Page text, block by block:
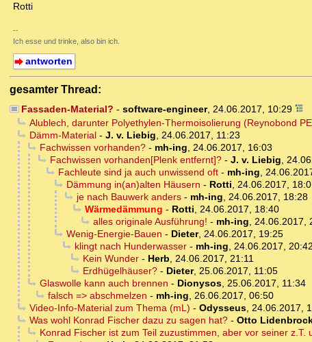
Rotti
--
Ich esse und trinke, also bin ich.
antworten
gesamter Thread:
Fassaden-Material? - software-engineer, 24.06.2017, 10:29
Alublech, darunter Polyethylen-Thermoisolierung (Reynobond
Dämm-Material- J. v. Liebig, 24.06.2017, 11:23
Fachwissen vorhanden?- mh-ing, 24.06.2017, 16:03
Fachwissen vorhanden[Plenk entfernt]?- J. v. Liebig,
Fachleute sind ja auch unwissend oft- mh-ing,
Dämmung in(an)alten Häusern - Rotti, 24.06.2017,
je nach Bauwerk anders- mh-ing, 24.06.2017, 18:28
Wärmedämmung - Rotti, 24.06.2017, 18:40
alles originale Ausführung! - mh-ing, 24.06.2017,
Wenig-Energie-Bauen - Dieter, 24.06.2017, 19:25
klingt nach Hunderwasser- mh-ing, 24.06.2017, 20:42
Kein Wunder- Herb, 24.06.2017, 21:11
Erdhügelhäuser?- Dieter, 25.06.2017, 11:05
Glaswolle kann auch brennen - Dionysos, 25.06.2017, 11:34
falsch => abschmelzen - mh-ing, 26.06.2017, 06:50
Video-Info-Material zum Thema (mL) - Odysseus, 24.06.2017,
Was wohl Konrad Fischer dazu zu sagen hat?- Otto
Konrad Fischer ist zum Teil zuzustimmen, aber vor seiner